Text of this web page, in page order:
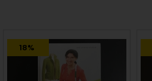
18%